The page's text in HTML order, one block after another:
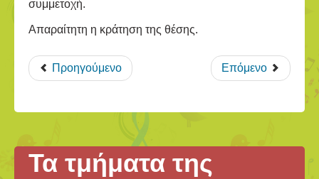
συμμετοχή.
Απαραίτητη η κράτηση της θέσης.
Προηγούμενο Επόμενο
Τα τμήματα της